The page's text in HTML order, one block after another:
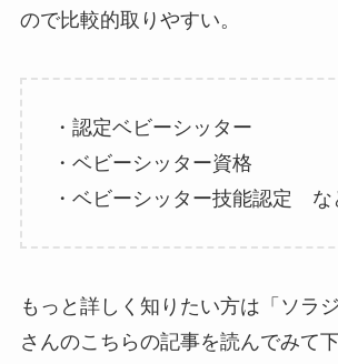
ので比較的取りやすい。
・認定ベビーシッター
・ベビーシッター資格
・ベビーシッター技能認定 な
もっと詳しく知りたい方は「ソラ
さんのこちらの記事を読んでみて下